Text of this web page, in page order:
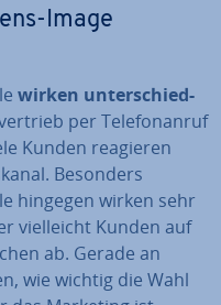
Image
wirken un­ter­schied­
per Te­le­fon­an­ruf
Kunden reagieren
Besonders
hingegen wirken sehr
viel­leicht Kunden auf
ab. Gerade an
wie wichtig die Wahl